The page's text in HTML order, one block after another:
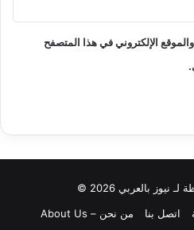
الإلكتروني في هذا المتصفح
بالعربي 2026 ©
اتصل بنا من نحن – About Us